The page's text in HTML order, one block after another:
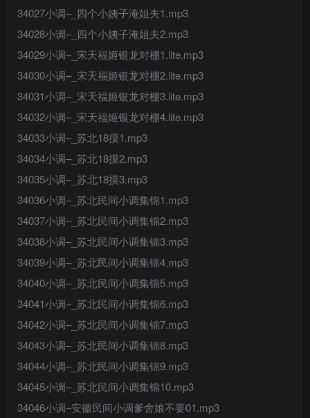
34027小调–_四个小姨子淹姐夫1.mp3
34028小调–_四个小姨子淹姐夫2.mp3
34029小调–_宋天福姬银龙对棚1.lite.mp3
34030小调–_宋天福姬银龙对棚2.lite.mp3
34031小调–_宋天福姬银龙对棚3.lite.mp3
34032小调–_宋天福姬银龙对棚4.lite.mp3
34033小调–_苏北18摸1.mp3
34034小调–_苏北18摸2.mp3
34035小调–_苏北18摸3.mp3
34036小调–_苏北民间小调集锦1.mp3
34037小调–_苏北民间小调集锦2.mp3
34038小调–_苏北民间小调集锦3.mp3
34039小调–_苏北民间小调集锦4.mp3
34040小调–_苏北民间小调集锦5.mp3
34041小调–_苏北民间小调集锦6.mp3
34042小调–_苏北民间小调集锦7.mp3
34043小调–_苏北民间小调集锦8.mp3
34044小调–_苏北民间小调集锦9.mp3
34045小调–_苏北民间小调集锦10.mp3
34046小调–安徽民间小调爹舍娘不要01.mp3